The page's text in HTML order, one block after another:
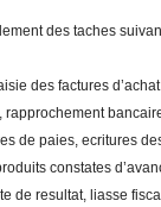
des taches
des factures
de paies, ecritures
constates
de resultat, liasse